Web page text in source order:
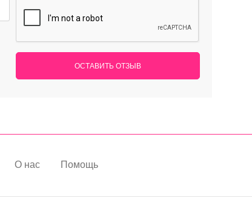
ОСТАВИТЬ ОТЗЫВ
О нас Помощь